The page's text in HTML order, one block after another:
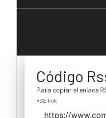
Código
Para copiar el enlace
RSS link